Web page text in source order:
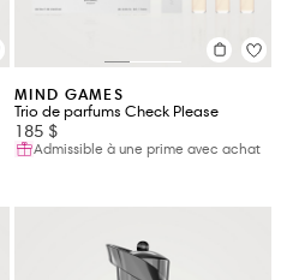
MIND GAMES
Trio de parfums Check Please
185 $
Admissible à une prime avec achat